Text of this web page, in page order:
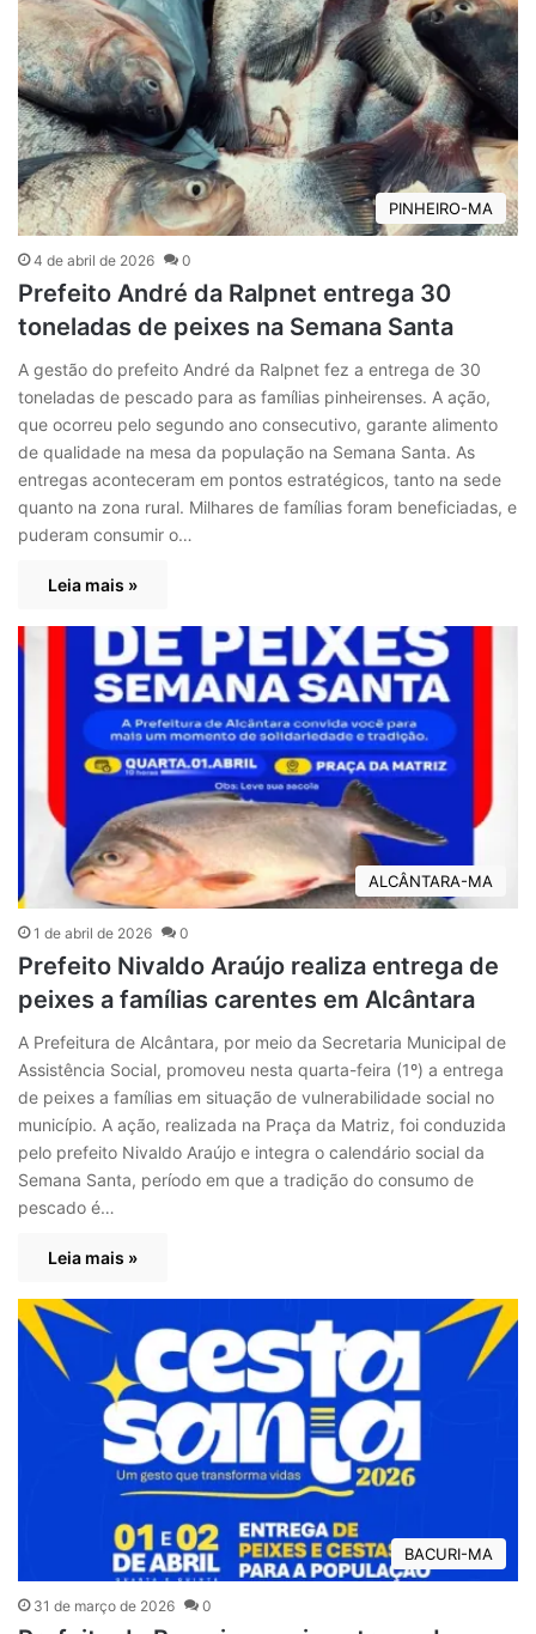
PINHEIRO-MA
4 de abril de 2026 0
Prefeito André da Ralpnet entrega 30
toneladas de peixes na Semana Santa
A gestão do prefeito André da Ralpnet fez a entrega de 30
toneladas de pescado para as famílias pinheirenses. A ação,
que ocorreu pelo segundo ano consecutivo, garante alimento
de qualidade na mesa da população na Semana Santa. As
entregas aconteceram em pontos estratégicos, tanto na sede
quanto na zona rural. Milhares de famílias foram beneficiadas, e
puderam consumir o…
Leia mais »
ALCÂNTARA-MA
1 de abril de 2026 0
Prefeito Nivaldo Araújo realiza entrega de
peixes a famílias carentes em Alcântara
A Prefeitura de Alcântara, por meio da Secretaria Municipal de
Assistência Social, promoveu nesta quarta-feira (1º) a entrega
de peixes a famílias em situação de vulnerabilidade social no
município. A ação, realizada na Praça da Matriz, foi conduzida
pelo prefeito Nivaldo Araújo e integra o calendário social da
Semana Santa, período em que a tradição do consumo de
pescado é…
Leia mais »
BACURI-MA
31 de março de 2026 0